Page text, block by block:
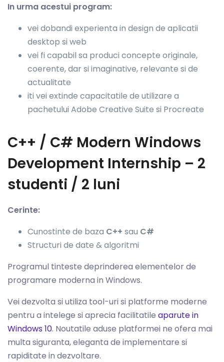
In urma acestui program:
vei dobandi experienta in design de aplicatii
desktop si web
vei fi capabil sa produci concepte originale,
coerente, dar si imaginative, relevante si de
actualitate
iti vei extinde capacitatile de utilizare a
pachetului Adobe Creative Suite si Procreate
C++ / C# Modern Windows
Development Internship – 2
studenti / 2 luni
Cerinte:
Cunostinte de baza C++ sau C#
Structuri de date & algoritmi
Programul tinteste deprinderea elementelor de
programare moderna in Windows.
Vei dezvolta si utiliza tool-uri si platforme moderne
pentru a intelege si aprecia facilitatile aparute in
Windows 10. Noutatile aduse platformei ne ofera mai
multa siguranta, eleganta de implementare si
rapiditate in dezvoltare.